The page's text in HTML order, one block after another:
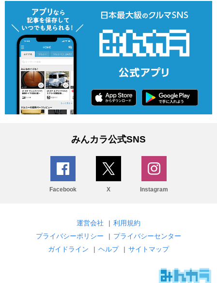
みんカラ公式SNS
Facebook X Instagram
運営会社 | 利用規約
プライバシーポリシー
| プライバシーセンター
ガイドライン
| ヘルプ | サイトマップ